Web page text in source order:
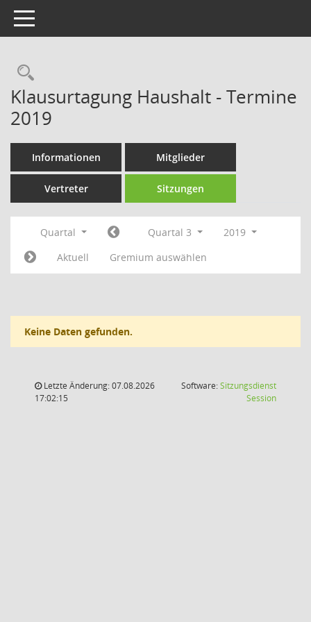
Toggle navigation
Rechercheauswahl
Klausurtagung Haushalt - Termine
2019
Informationen Mitglieder
Vertreter Sitzungen
Quartal Quartal 3
2019
Aktuell
Gremium auswählen
Keine Daten gefunden.
Letzte Änderung: 07.08.2026
17:02:15
Software:Sitzungsdienst
Session(Wird in